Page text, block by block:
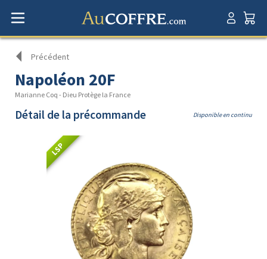
Précédent
Napoléon 20F
Marianne Coq - Dieu Protège la France
Détail de la précommande Disponible en continu
LSP